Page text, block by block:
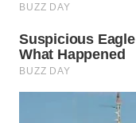
WN
TIMUR